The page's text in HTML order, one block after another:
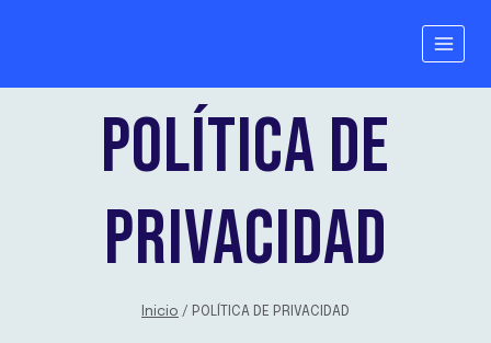
POLÍTICA DE
PRIVACIDAD
Inicio / POLÍTICA DE PRIVACIDAD